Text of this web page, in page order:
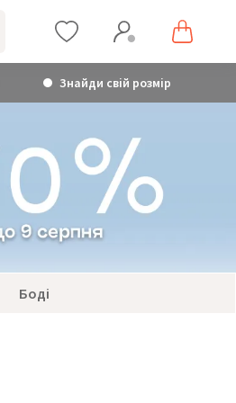
Знайди свій розмір
Боді